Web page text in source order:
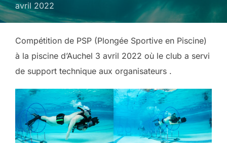
avril 2022
Compétition de PSP (Plongée Sportive en Piscine)
à la piscine d’Auchel 3 avril 2022 où le club a servi
de support technique aux organisateurs .